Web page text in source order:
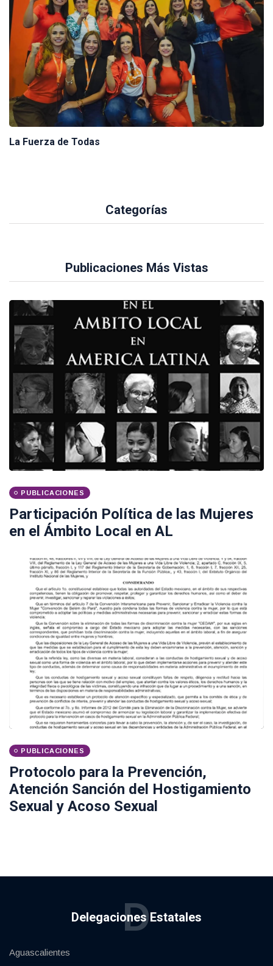
La Fuerza de Todas
Categorías
Publicaciones Más Vistas
PUBLICACIONES
Participación Política de las Mujeres
en el Ámbito Local en AL
PUBLICACIONES
Protocolo para la Prevención,
Atención Sanción del Hostigamiento
Sexual y Acoso Sexual
Delegaciones Estatales
D
Aguascalientes